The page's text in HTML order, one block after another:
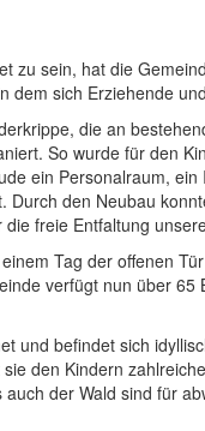
zu sein, hat die
dem sich Erziehende
die an
So wurde für den
ein Personalraum,
den Neubau
freie Entfaltung
Tag der offenen
verfügt nun über 65
und befindet sich
den Kindern
auch der Wald sind für